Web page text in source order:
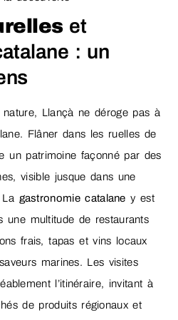
et
: un
Llançà ne déroge pas à
Flâner dans les ruelles de
un patrimoine façonné par des
visible jusque dans une
gastronomie catalane y est
une multitude de restaurants
frais, tapas et vins locaux
marines. Les visites
l’itinéraire, invitant à
de produits régionaux et